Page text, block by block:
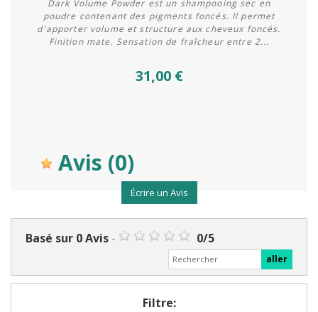
Dark Volume Powder est un shampooing sec en
poudre contenant des pigments foncés. Il permet
d'apporter volume et structure aux cheveux foncés.
Finition mate. Sensation de fraîcheur entre 2...
31,00 €
Avis (0)
Écrire un Avis
Basé sur 0Avis - 0/5
Filtre: